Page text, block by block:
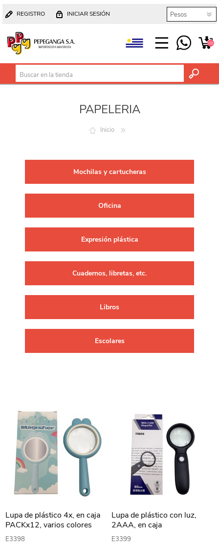
REGISTRO INICIAR SESIÓN
(0)
PAPELERIA
Inicio
Mochilas y cartucheras
Oficina
Expresión plástica
Cuadernos, libretas, etc.
Libros
Escolares
Lupa de plástico 4x, en caja
PACKx12, varios colores
E3398
Lupa de plástico con luz,
2AAA, en caja
E3399